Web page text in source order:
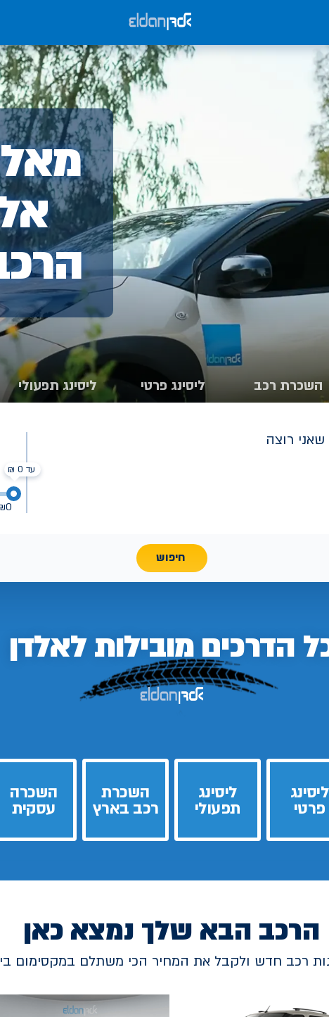
-
השכרת רכב ליסינג פרטי ליסינג תפעולי
רוצה
0
חיפוש
הדרכיםמובילות לאלדן
ליסינג
פרטי
ליסינג
תפעולי
השכרת
רכב בארץ
השכרה
עסקית
הרכב הבא שלך נמצא כאן
רכב חדש ולקבל את המחיר הכי משתלם במקסימום
עד 0 ₪